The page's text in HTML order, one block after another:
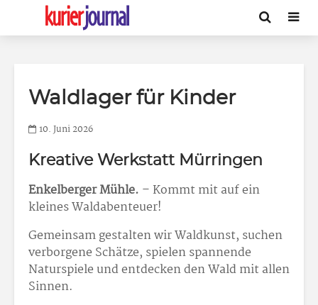
Waldlager für Kinder
10. Juni 2026
Kreative Werkstatt Mürringen
Enkelberger Mühle. – Kommt mit auf ein
kleines Waldabenteuer!
Gemeinsam gestalten wir Waldkunst, suchen
verborgene Schätze, spielen spannende
Naturspiele und entdecken den Wald mit allen
Sinnen.